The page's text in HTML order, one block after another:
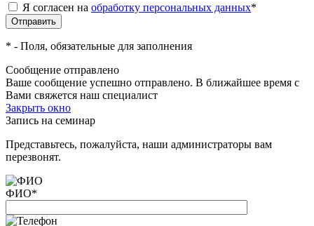
Я согласен на обработку персональных данных*
* - Поля, обязательные для заполнения
Сообщение отправлено
Ваше сообщение успешно отправлено. В ближайшее время с
Вами свяжется наш специалист
Закрыть окно
Запись на семинар
Представьтесь, пожалуйста, наши администраторы вам
перезвонят.
ФИО*